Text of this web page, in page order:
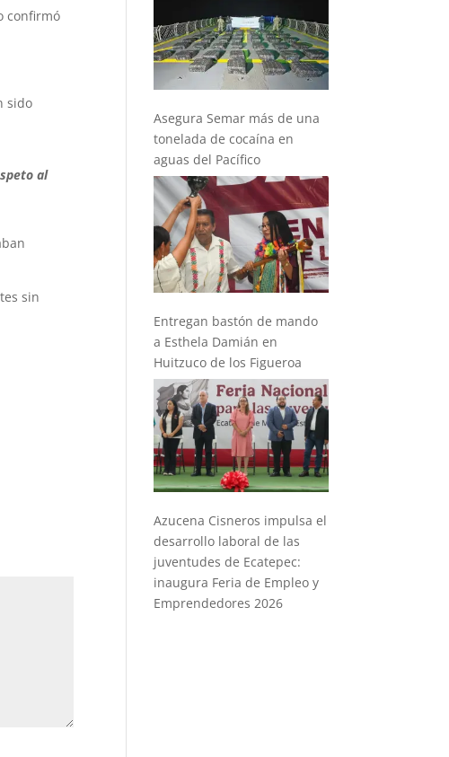
confirmó
sido
al
sin
Asegura Semar más de una
tonelada de cocaína en
aguas del Pacífico
Entregan bastón de mando
a Esthela Damián en
Huitzuco de los Figueroa
Azucena Cisneros impulsa el
desarrollo laboral de las
juventudes de Ecatepec:
inaugura Feria de Empleo y
Emprendedores 2026